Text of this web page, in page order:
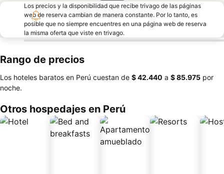
Los precios y la disponibilidad que recibe trivago de las páginas
web de reserva cambian de manera constante. Por lo tanto, es
posible que no siempre encuentres en una página web de reserva
la misma oferta que viste en trivago.
Rango de precios
Los hoteles baratos en Perú cuestan de ‎$ 42.440 a ‎$ 85.975 por
noche.
Otros hospedajes en Perú